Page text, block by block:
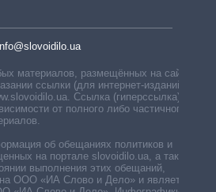
материалов, размещённых на сайте,
ссылки (для интернет-изданий —
Ссылка (гиперссылка)
от полного либо частичного
об обещаниях политиков и
на портале slovoidilo.ua, а также
выполнения этих обещаний,
ООО «ИА Слово и Дело» и является